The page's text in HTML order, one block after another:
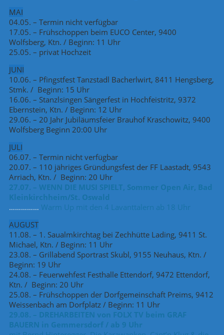
MAI
04.05. – Termin nicht verfügbar
17.05. – Frühschoppen beim EUCO Center, 9400
Wolfsberg, Ktn. / Beginn: 11 Uhr
25.05. – privat Hochzeit
JUNI
10.06. – Pfingstfest Tanzstadl Bacherlwirt, 8411 Hengsberg,
Stmk. / Beginn: 15 Uhr
16.06. – Stanzlsingen Sängerfest in Hochfeistritz, 9372
Ebernstein, Ktn. / Beginn: 12 Uhr
29.06. – 20 Jahr Jubiläumsfeier Brauhof Kraschowitz, 9400
Wolfsberg Beginn 20:00 Uhr
JULI
06.07. – Termin nicht verfügbar
20.07. – 110 jähriges Gründungsfest der FF Laastadt, 9543
Arriach, Ktn. / Beginn: 20 Uhr
27.07. – WENN DIE MUSI SPIELT, Sommer Open Air, Bad
Kleinkirchheim/St. Oswald
…………… Warm Up mit den 4 Lavanttalern ab 18 Uhr
AUGUST
11.08. – 1. Saualmkirchtag bei Zechhütte Lading, 9411 St.
Michael, Ktn. / Beginn: 11 Uhr
23.08. – Grillabend Sportrast Skubl, 9155 Neuhaus, Ktn. /
Beginn: 19 Uhr
24.08. – Feuerwehfest Festhalle Ettendorf, 9472 Ettendorf,
Ktn. / Beginn: 20 Uhr
25.08. – Frühschoppen der Dorfgemeinschaft Preims, 9412
Weissenbach am Dorfplatz / Beginn: 11 Uhr
29.08. – DREHARBEITEN von FOLX TV beim GRAF
BAUERN in Gemmersdorf / ab 9 Uhr